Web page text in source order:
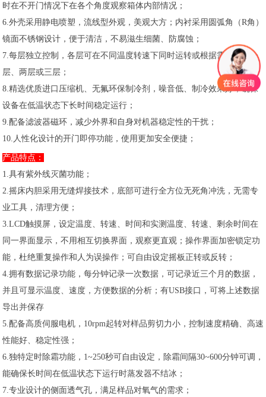
时在不开门情况下在各个角度观察箱体内部情况；
6.外壳采用静电喷塑，流线型外观，美观大方；内衬采用圆弧角（R角）
镜面不锈钢设计，便于清洁，不易滋生细菌、防腐蚀；
7.每层独立控制，各层可在不同温度转速下同时运转或根据需要运行一
层、两层或三层；
8.精选优质进口压缩机、无氟环保制冷剂，噪音低、制冷效果好，确保
设备在低温状态下长时间稳定运行；
9.配备滤波器磁环，减少外界和自身对机器稳定性的干扰；
10.人性化设计的开门即停功能，使用更加安全便捷；
产品特点：
1.具有紫外线灭菌功能；
2.摇床内胆采用无缝焊接技术，底部可进行全方位无死角冲洗，无需专
业工具，清理方便；
3.LCD触摸屏，设定温度、转速、时间和实测温度、转速、剩余时间在
同一界面显示，不用相互切换界面，观察更直观；操作界面加密锁定功
能，杜绝重复操作和人为误操作；可自由设定摇板正转或反转；
4.拥有数据记录功能，每分钟记录一次数据，可记录近三个月的数据，
并且可显示温度、速度，方便数据的分析；有USB接口，可将上述数据
导出并保存
5.配备高质伺服电机，10rpm起转对样品剪切力小，控制速度精确、高速
性能好、稳定性强；
6.独特定时除霜功能，1~250秒可自由设定，除霜间隔30~600分钟可调，
能确保长时间在低温状态下运行时蒸发器不结冰；
7.专业设计的侧面透气孔，满足样品对氧气的需求；